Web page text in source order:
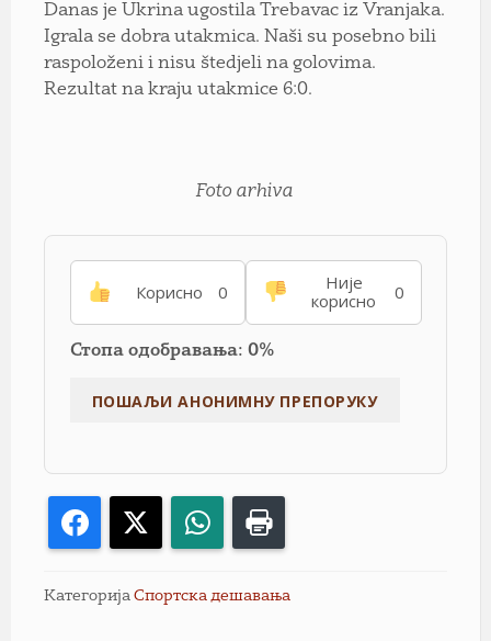
Danas je Ukrina ugostila Trebavac iz Vranjaka.
Igrala se dobra utakmica. Naši su posebno bili
raspoloženi i nisu štedjeli na golovima.
Rezultat na kraju utakmice 6:0.
Foto arhiva
Корисно 0
Није
корисно
0
Стопа одобравања: 0%
Facebook WhatsApp
Категорија Спортска дешавања